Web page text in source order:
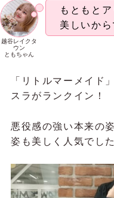
越谷レイクタ
ウン
ともちゃん
もともと
美しいから
「リトルマーメイド
スラがランクイン！
悪役感の強い本来の
姿も美しく人気でした